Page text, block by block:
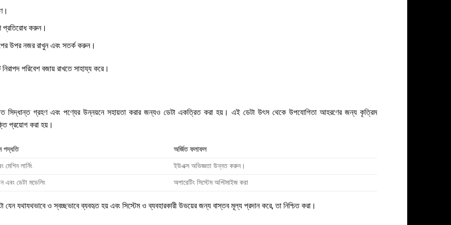
প্রতিরোধ করুন।
উপর নজর রাখুন এবং সতর্ক করুন।
পরিবেশ বজায় রাখতে সাহায্য করে।
সিদ্ধান্ত গ্রহণ এবং পণ্যের উন্নয়নে সহায়তা করার জন্যও ডেটা একত্রিত করা হয়। এই ডেটা উৎস থেকে উপযোগিতা আহরণের জন্য কৃত্রিম
প্রয়োগ করা হয়।
পদ্ধতি
অর্জিত ফলাফল
লার্নিং
ইউএক্স অভিজ্ঞতা উন্নত করুন।
এবং ডেটা মডেলিং
অপারেটিং সিস্টেম অপ্টিমাইজ করা
যেন যথাযথভাবে ও স্বচ্ছভাবে ব্যবহৃত হয় এবং সিস্টেম ও ব্যবহারকারী উভয়ের জন্য বাস্তব মূল্য প্রদান করে, তা নিশ্চিত করা।